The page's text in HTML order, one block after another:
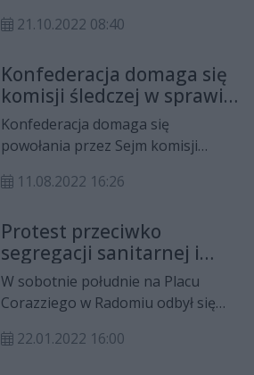
okręgu partii KORWiN. Rozmawiał
21.10.2022 08:40
Konfederacja domaga się
komisji śledczej w sprawie
śmierci Andrzeja Leppera
Konfederacja domaga się
powołania przez Sejm komisji
Leppera. W tym celu radomscy
posłów z naszego regionu, w celu
zebrania podpisów pod
przygotowanym wnioskiem.
11.08.2022 16:26
Protest przeciwko
segregacji sanitarnej i
nauce zdalnej
W sobotnie południe na Placu
Corazziego w Radomiu odbył się
sanitarnej, biedzie i bezprawiu, a
22.01.2022 16:00